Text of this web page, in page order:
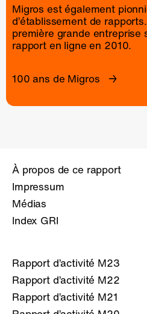
Migros est également
d’établissement de
première grande entreprise
rapport en ligne en 2010.
100 ans de Migros
À propos de ce rapport
Impressum
Médias
Index GRI
Rapport d’activité M23
Rapport d’activité M22
Rapport d’activité M21